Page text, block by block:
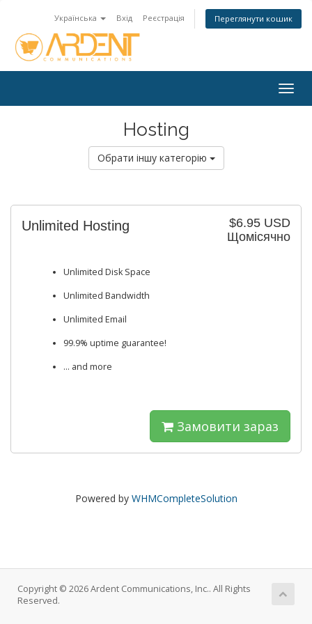
Українська Вхід Реєстрація Переглянути кошик
Hosting
Обрати іншу категорію
$6.95 USD
Щомісячно
Unlimited Hosting
Unlimited Disk Space
Unlimited Bandwidth
Unlimited Email
99.9% uptime guarantee!
... and more
Замовити зараз
Powered by WHMCompleteSolution
Copyright © 2026 Ardent Communications, Inc.. All Rights
Reserved.